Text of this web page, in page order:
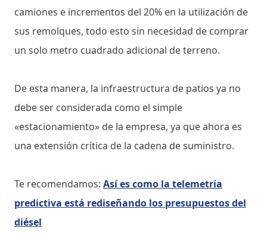
camiones e incrementos del 20% en la utilización de
sus remolques, todo esto sin necesidad de comprar
un solo metro cuadrado adicional de terreno.
De esta manera, la infraestructura de patios ya no
debe ser considerada como el simple
«estacionamiento» de la empresa, ya que ahora es
una extensión crítica de la cadena de suministro.
Te recomendamos: Así es como la telemetría
predictiva está rediseñando los presupuestos del
diésel